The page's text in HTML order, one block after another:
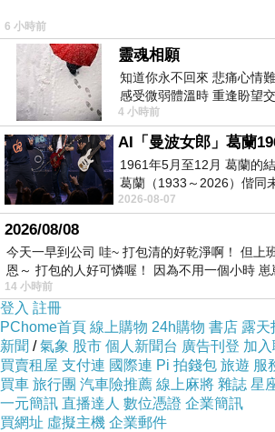
6 小時前
靈魂相願
知道你永不回來 悲痛心情
感受微弱體溫時 重逢盼望
此刻忍淚說別離 他日靈魂再
4 小時前
1961年5月至12月 葛蘭的
葛蘭（1933～2026）偕同
2004）乘郵輪赴倫敦6月15
2026-08-07
2026/08/08
今天一早到公司 哇~ 打包清的好乾淨啊！ 但上
恩～ 打包的人好可憐喔！ 因為不用一個小時 崽
14 小時前
登入 註冊
PChome首頁 線上購物 24h購物 書店 露天
新聞 /氣象 股市 個人新聞台 廣告刊登 加入
買賣租屋 支付連 國際連 Pi 拍錢包 旅遊 服
買車 旅行團 汽車險推薦 線上麻將 雜誌 星
一元簡訊 直播達人 數位憑證 企業簡訊
買網址 虛擬主機 企業郵件